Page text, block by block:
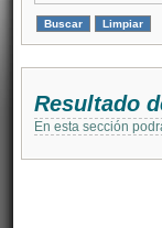
Resultado
En esta sección